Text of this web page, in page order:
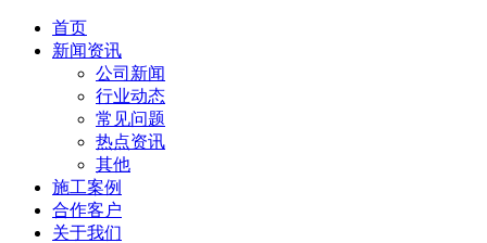
首页
新闻资讯
公司新闻
行业动态
常见问题
热点资讯
其他
施工案例
合作客户
关于我们